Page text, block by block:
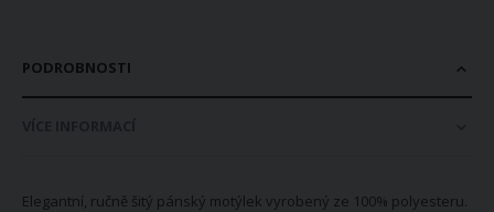
PODROBNOSTI
Elegantní, ručně šitý pánský motýlek vyrobený ze 100% polyesteru.